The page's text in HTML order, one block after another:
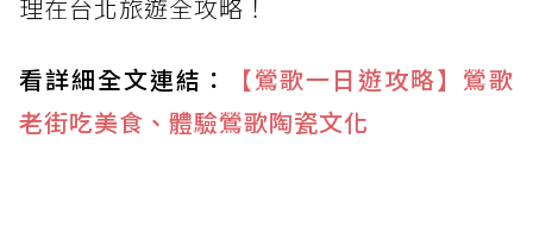
理在台北旅遊全攻略！
看詳細全文連結：
【鶯歌一日遊攻略】鶯歌
老街吃美食、體驗鶯歌陶瓷文化